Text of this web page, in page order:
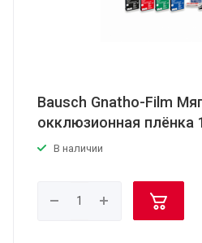
Bausch Gnatho-Film
окклюзионная плёнка
В наличии